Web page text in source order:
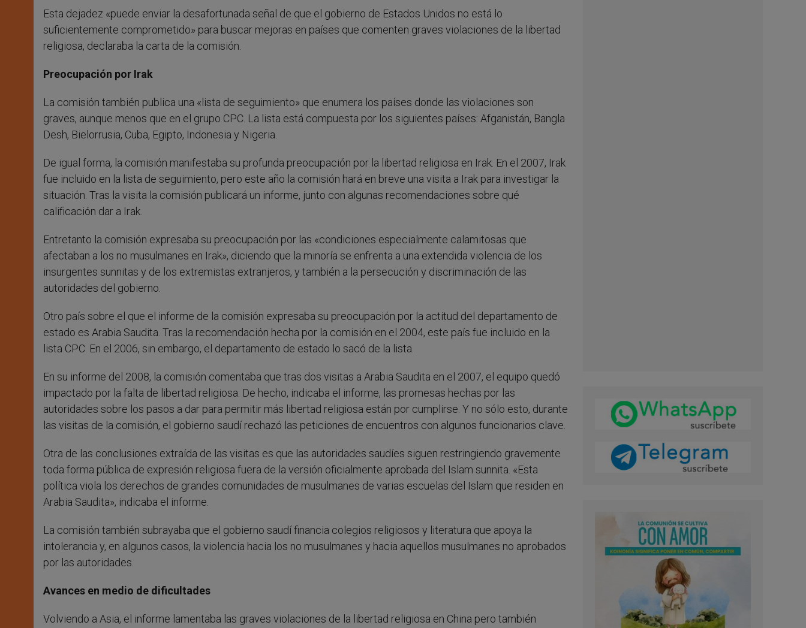
Esta dejadez «puede enviar la desafortunada señal de que el gobierno de Estados Unidos no está lo
suficientemente comprometido» para buscar mejoras en países que comenten graves violaciones de la libertad
religiosa, declaraba la carta de la comisión.
Preocupación por Irak
La comisión también publica una «lista de seguimiento» que enumera los países donde las violaciones son
graves, aunque menos que en el grupo CPC. La lista está compuesta por los siguientes países: Afganistán, Bangla
Desh, Bielorrusia, Cuba, Egipto, Indonesia y Nigeria.
De igual forma, la comisión manifestaba su profunda preocupación por la libertad religiosa en Irak. En el 2007, Irak
fue incluido en la lista de seguimiento, pero este año la comisión hará en breve una visita a Irak para investigar la
situación. Tras la visita la comisión publicará un informe, junto con algunas recomendaciones sobre qué
calificación dar a Irak.
Entretanto la comisión expresaba su preocupación por las «condiciones especialmente calamitosas que
afectaban a los no musulmanes en Irak», diciendo que la minoría se enfrenta a una extendida violencia de los
insurgentes sunnitas y de los extremistas extranjeros, y también a la persecución y discriminación de las
autoridades del gobierno.
Otro país sobre el que el informe de la comisión expresaba su preocupación por la actitud del departamento de
estado es Arabia Saudita. Tras la recomendación hecha por la comisión en el 2004, este país fue incluido en la
lista CPC. En el 2006, sin embargo, el departamento de estado lo sacó de la lista.
En su informe del 2008, la comisión comentaba que tras dos visitas a Arabia Saudita en el 2007, el equipo quedó
impactado por la falta de libertad religiosa. De hecho, indicaba el informe, las promesas hechas por las
autoridades sobre los pasos a dar para permitir más libertad religiosa están por cumplirse. Y no sólo esto, durante
las visitas de la comisión, el gobierno saudí rechazó las peticiones de encuentros con algunos funcionarios clave.
Otra de las conclusiones extraída de las visitas es que las autoridades saudíes siguen restringiendo gravemente
toda forma pública de expresión religiosa fuera de la versión oficialmente aprobada del Islam sunnita. «Esta
política viola los derechos de grandes comunidades de musulmanes de varias escuelas del Islam que residen en
Arabia Saudita», indicaba el informe.
La comisión también subrayaba que el gobierno saudí financia colegios religiosos y literatura que apoya la
intolerancia y, en algunos casos, la violencia hacia los no musulmanes y hacia aquellos musulmanes no aprobados
por las autoridades.
Avances en medio de dificultades
Volviendo a Asia, el informe lamentaba las graves violaciones de la libertad religiosa en China pero también